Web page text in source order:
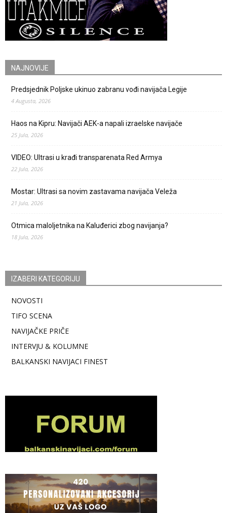
NAJNOVIJE
Predsjednik Poljske ukinuo zabranu vođi navijača Legije
4 Augusta, 2026
Haos na Kipru: Navijači AEK-a napali izraelske navijače
25 Jula, 2026
VIDEO: Ultrasi u krađi transparenata Red Armya
22 Jula, 2026
Mostar: Ultrasi sa novim zastavama navijača Veleža
21 Jula, 2026
Otmica maloljetnika na Kaluđerici zbog navijanja?
18 Jula, 2026
IZABERI KATEGORIJU
NOVOSTI
TIFO SCENA
NAVIJAČKE PRIČE
INTERVJU & KOLUMNE
BALKANSKI NAVIJACI FINEST